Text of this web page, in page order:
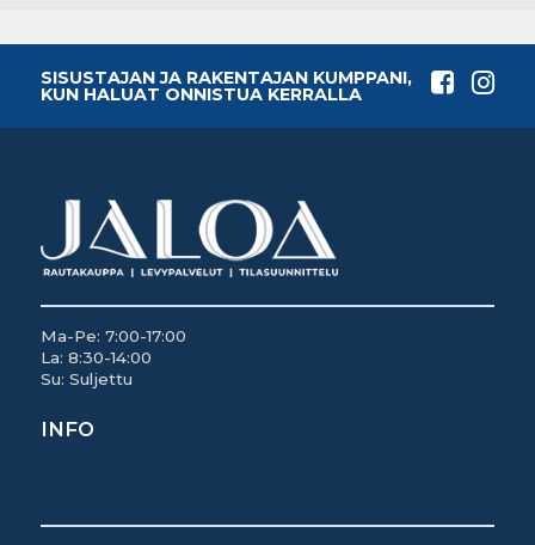
SISUSTAJAN JA RAKENTAJAN KUMPPANI,
KUN HALUAT ONNISTUA KERRALLA
Ma-Pe: 7:00-17:00
La: 8:30-14:00
Su: Suljettu
INFO